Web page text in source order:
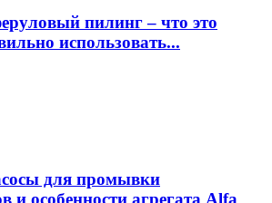
пилинг – что это
использовать...
для промывки
и особенности агрегата Alfa